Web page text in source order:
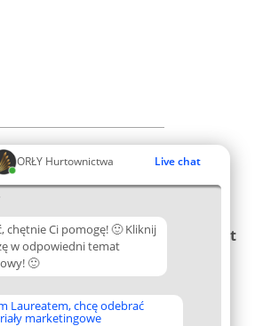
ORŁY Hurtownictwa Live chat
chętnie Ci pomogę! 🙂 Kliknij
w odpowiedni temat
🙂
Laureatem, chcę odebrać
marketingowe
sp. k.
22
079
400
Plebiscyt
Lista
Laureatów
Zasady
Kontakt